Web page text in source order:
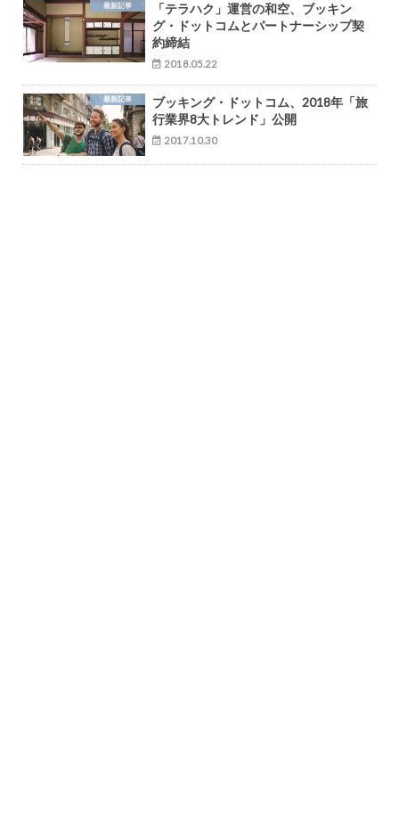
最新記事
「テラハク」運営の和空、ブッキン
グ・ドットコムとパートナーシップ契
約締結
2018.05.22
最新記事
ブッキング・ドットコム、2018年「旅
行業界8大トレンド」公開
2017.10.30